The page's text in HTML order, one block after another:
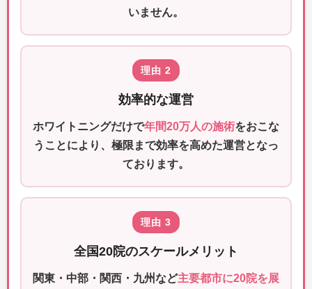
いません。
理由 2
効率的な運営
ホワイトニングだけで年間20万人の施術をおこな
うことにより、極限まで効率を高めた運営となっ
ております。
理由 3
全国20院のスケールメリット
関東・中部・関西・九州など主要都市に20院を展